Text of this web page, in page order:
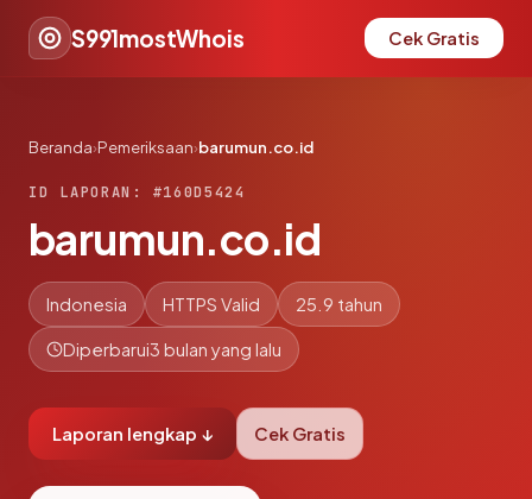
S991mostWhois Cek Gratis
Beranda›Pemeriksaan›barumun.co.id
ID LAPORAN: #160D5424
barumun.co.id
Indonesia HTTPS Valid 25.9 tahun
Diperbarui3 bulan yang lalu
Laporan lengkap ↓ Cek Gratis